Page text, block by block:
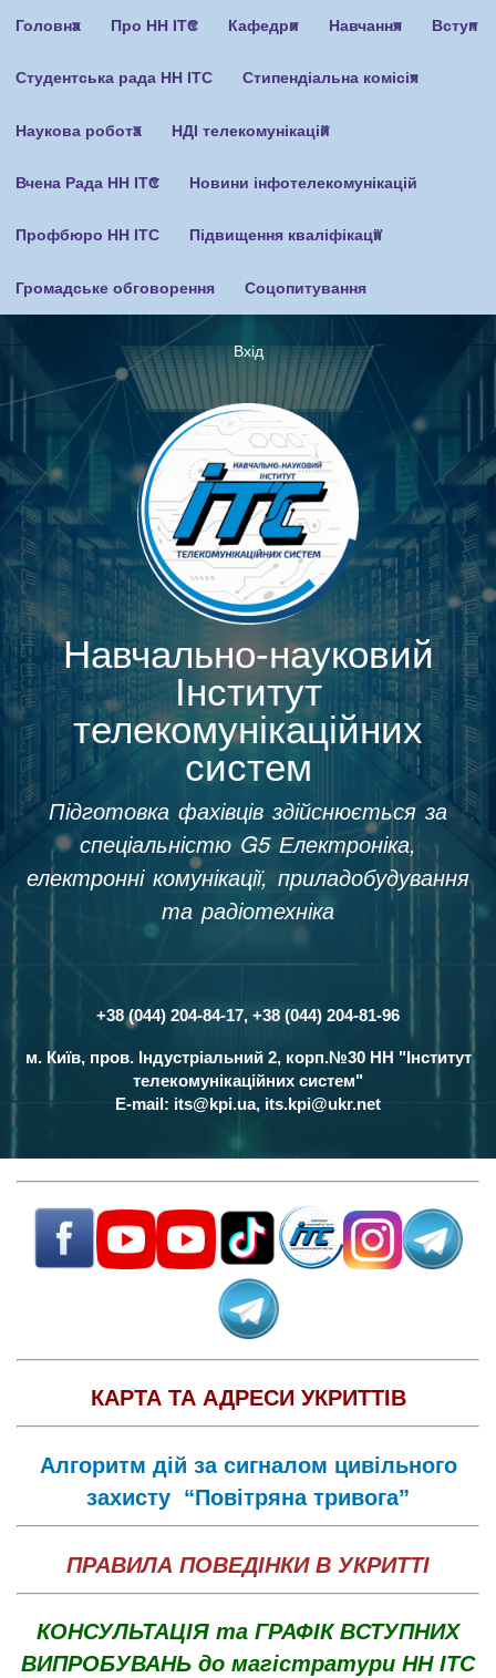
до
вмісту
Головна Про НН ІТС Кафедри Навчання Вступ
Студентська рада НН ІТС Стипендіальна комісія
Наукова робота НДІ телекомунікацій
Вчена Рада НН ІТС Новини інфотелекомунікацій
Профбюро НН ІТС Підвищення кваліфікації
Громадське обговорення Соцопитування
облікового
запису
користувача
Вхід
Навчально-науковий
Інститут
телекомунікаційних
систем
Підготовка фахівців здійснюється за
спеціальністю G5 Електроніка,
електронні комунікації, приладобудування
та радіотехніка
Контакти
+38 (044) 204-84-17, +38 (044) 204-81-96
м. Київ, пров. Індустріальний 2, корп.№30 НН "Інститут
телекомунікаційних систем"
E-mail: its@kpi.ua, its.kpi@ukr.net
КАРТА ТА АДРЕСИ УКРИТТІВ
Алгоритм дій за сигналом цивільного
захисту “Повітряна тривога”
ПРАВИЛА ПОВЕДІНКИ В УКРИТТІ
КОНСУЛЬТАЦІЯ та ГРАФІК ВСТУПНИХ
ВИПРОБУВАНЬ до магістратури НН ІТС